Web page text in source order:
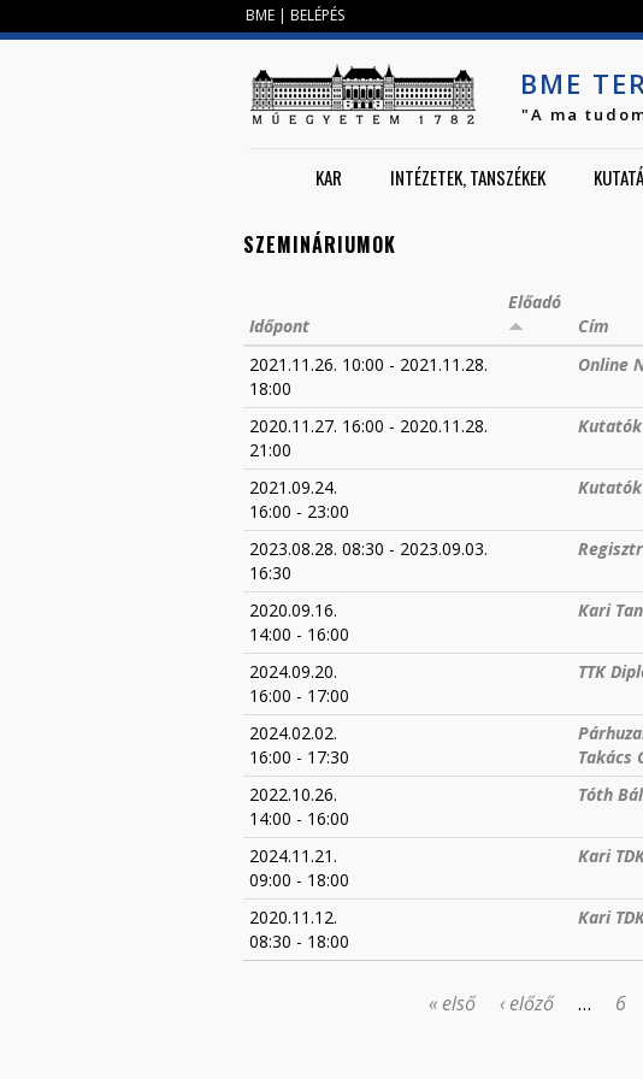
BME | BELÉPÉS
BME
"A ma
KAR INTÉZETEK, TANSZÉKEK
SZEMINÁRIUMOK
Időpont
Előadó
Cím
2021.11.26. 10:00 - 2021.11.28.
18:00
Online
2020.11.27. 16:00 - 2020.11.28.
21:00
Kutatók
2021.09.24.
16:00 - 23:00
Kutatók
2023.08.28. 08:30 - 2023.09.03.
16:30
2020.09.16.
14:00 - 16:00
Kari
2024.09.20.
16:00 - 17:00
TTK
2024.02.02.
16:00 - 17:30
Takács
2022.10.26.
14:00 - 16:00
Tóth
2024.11.21.
09:00 - 18:00
Kari
2020.11.12.
08:30 - 18:00
Kari
« első ‹ előző … 6